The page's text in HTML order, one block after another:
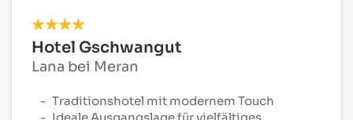
Hotel Gschwangut
Lana bei Meran
Traditionshotel mit modernem Touch